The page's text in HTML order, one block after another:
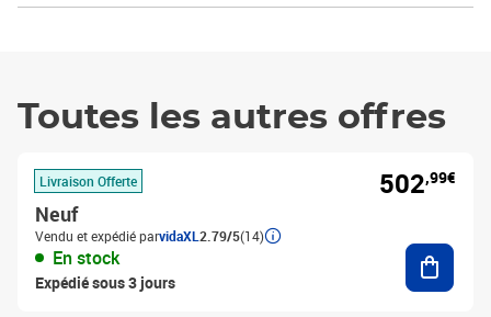
Toutes les autres offres
Livraison Offerte
Neuf
Vendu et expédié parvidaXL 2.79/5(14)
En stock
Expédié sous 3 jours
502,99€